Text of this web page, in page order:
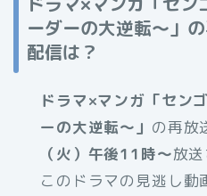
ーダーの大逆転〜」
配信は？
ドラマ×マンガ「セン
ーの大逆転〜」 の再放
（火）午後11時〜放
このドラマの見逃し動